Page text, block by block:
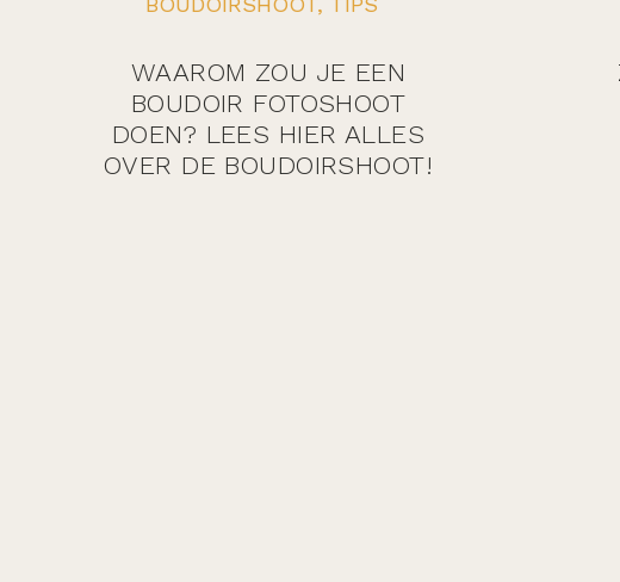
WAAROM ZOU JE EEN
BOUDOIR FOTOSHOOT
DOEN? LEES HIER ALLES
OVER DE BOUDOIRSHOOT!